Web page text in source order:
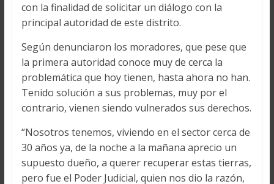
con la finalidad de solicitar un diálogo con la
principal autoridad de este distrito.
Según denunciaron los moradores, que pese que
la primera autoridad conoce muy de cerca la
problemática que hoy tienen, hasta ahora no han.
Tenido solución a sus problemas, muy por el
contrario, vienen siendo vulnerados sus derechos.
“Nosotros tenemos, viviendo en el sector cerca de
30 años ya, de la noche a la mañana aprecio un
supuesto dueño, a querer recuperar estas tierras,
pero fue el Poder Judicial, quien nos dio la razón,